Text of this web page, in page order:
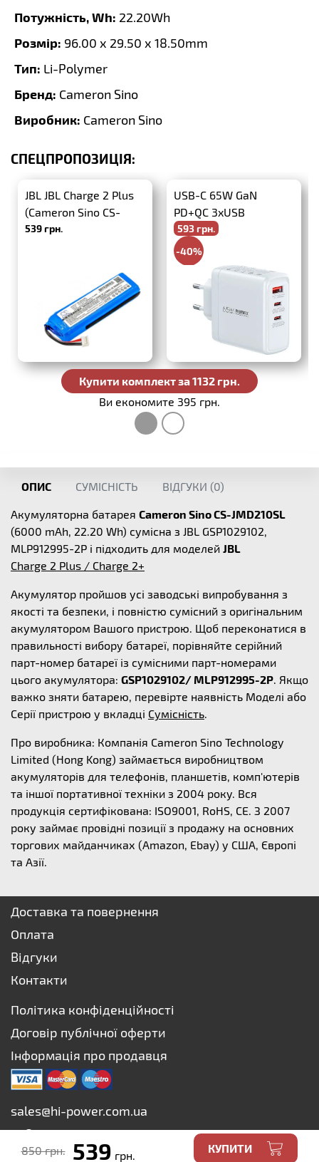
850 грн. 539 грн.
КУПИТИ
Потужність, Wh: 22.20Wh
Розмір: 96.00 x 29.50 x 18.50mm
Тип: Li-Polymer
Бренд: Cameron Sino
Виробник: Cameron Sino
СПЕЦПРОПОЗИЦІЯ:
JBL JBL Charge 2 Plus
(Cameron Sino CS-
JMD210SL)
539 грн.
USB-C 65W GaN
PD+QC 3xUSB
593 грн.
-40%
988 грн.
Купити комплект за 1132 грн.
Ви економите 395 грн.
ОПИС СУМІСНІСТЬ ВІДГУКИ (0)
Акумуляторна батарея Cameron Sino CS-JMD210SL
(6000 mAh, 22.20 Wh) сумісна з JBL GSP1029102,
MLP912995-2P і підходить для моделей JBL
Charge 2 Plus / Charge 2+
Акумулятор пройшов усі заводські випробування з
якості та безпеки, і повністю сумісний з оригінальним
акумулятором Вашого пристрою. Щоб переконатися в
правильності вибору батареї, порівняйте серійний
парт-номер батареї із сумісними парт-номерами
цього акумулятора: GSP1029102/ MLP912995-2P. Якщо
важко зняти батарею, перевірте наявність Моделі або
Серії пристрою у вкладці Сумісність.
Про виробника: Компанія Cameron Sino Technology
Limited (Hong Kong) займається виробництвом
акумуляторів для телефонів, планшетів, комп'ютерів
та іншої портативної техніки з 2004 року. Вся
продукція сертифікована: ISO9001, RoHS, CE. З 2007
року займає провідні позиції з продажу на основних
торгових майданчиках (Amazon, Ebay) у США, Європі
та Азії.
Доставка та повернення
Оплата
Відгуки
Контакти
Політика конфіденційності
Договір публічної оферти
Інформація про продавця
sales@hi-power.com.ua
+38 073 627-75-73
+38 067 627-75-73